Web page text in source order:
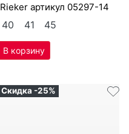
Ri­eker артикул 05297-14
40 41 45
Скидка -25%